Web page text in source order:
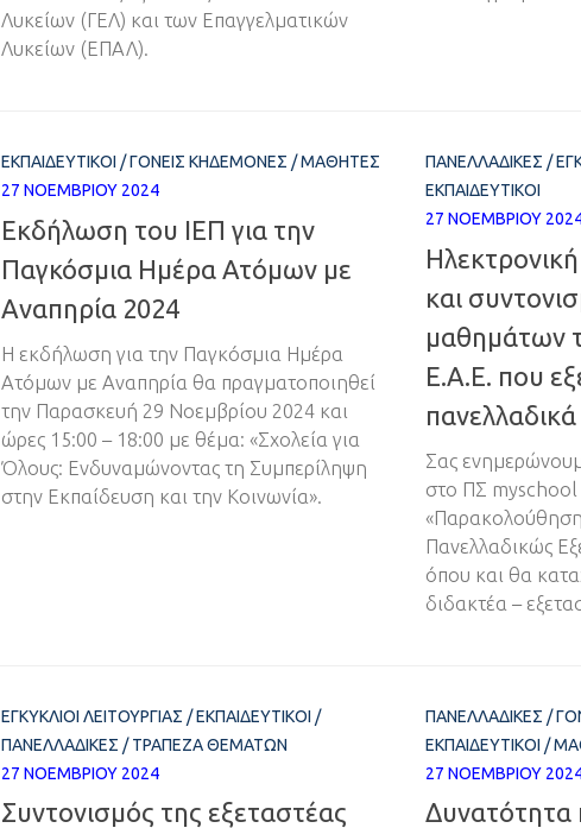
Λυκείων (ΓΕΛ) και των Επαγγελματικών
Λυκείων (ΕΠΑΛ).
ΕΚΠΑΙΔΕΥΤΙΚΟΊ /ΓΟΝΕΊΣ ΚΗΔΕΜΌΝΕΣ /ΜΑΘΗΤΈΣ
27 ΝΟΕΜΒΡΊΟΥ 2024
Εκδήλωση του ΙΕΠ για την
Παγκόσμια Ημέρα Ατόμων με
Αναπηρία 2024
Η εκδήλωση για την Παγκόσμια Ημέρα
Ατόμων με Αναπηρία θα πραγματοποιηθεί
την Παρασκευή 29 Νοεμβρίου 2024 και
ώρες 15:00 – 18:00 με θέμα: «Σχολεία για
Όλους: Ενδυναμώνοντας τη Συμπερίληψη
στην Εκπαίδευση και την Κοινωνία».
ΠΑΝΕΛΛΑΔΙΚΈΣ /
ΕΚΠΑΙΔΕΥΤΙΚΟΊ
27 ΝΟΕΜΒΡΊΟΥ
και
μαθημάτων
Ε.Α.Ε. που
Σας
στο ΠΣ myschool
«Παρακολούθηση
Πανελλαδικώς
όπου και θα
διδακτέα –
ΕΓΚΎΚΛΙΟΙ ΛΕΙΤΟΥΡΓΊΑΣ /ΕΚΠΑΙΔΕΥΤΙΚΟΊ /
ΠΑΝΕΛΛΑΔΙΚΈΣ /ΤΡΆΠΕΖΑ ΘΕΜΆΤΩΝ
27 ΝΟΕΜΒΡΊΟΥ 2024
Συντονισμός της εξεταστέας
ΠΑΝΕΛΛΑΔΙΚΈΣ /
ΕΚΠΑΙΔΕΥΤΙΚΟΊ /
27 ΝΟΕΜΒΡΊΟΥ